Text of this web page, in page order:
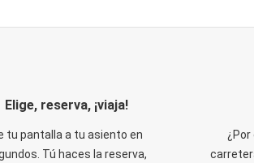
Elige, reserva, ¡viaja!
tu pantalla a tu asiento en
Tú haces la reserva,